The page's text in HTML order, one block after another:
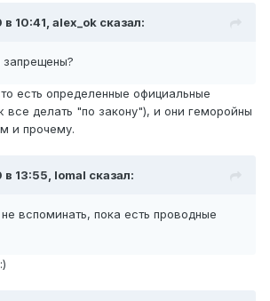
10:41, alex_ok сказал:
есть определенные официальные
все делать "по закону"), и они геморойны
и прочему.
13:55, lomal сказал:
вспоминать, пока есть проводные